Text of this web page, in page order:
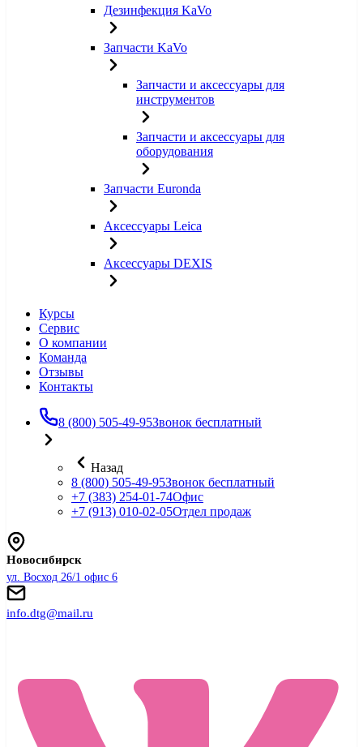
Дезинфекция KaVo
Запчасти KaVo
Запчасти и аксессуары для
инструментов
Запчасти и аксессуары для
оборудования
Запчасти Euronda
Аксессуары Leica
Аксессуары DEXIS
Курсы
Сервис
О компании
Команда
Отзывы
Контакты
8 (800) 505-49-95Звонок бесплатный
Назад
8 (800) 505-49-95Звонок бесплатный
+7 (383) 254-01-74Офис
+7 (913) 010-02-05Отдел продаж
Новосибирск
ул. Восход 26/1 офис 6
info.dtg@mail.ru